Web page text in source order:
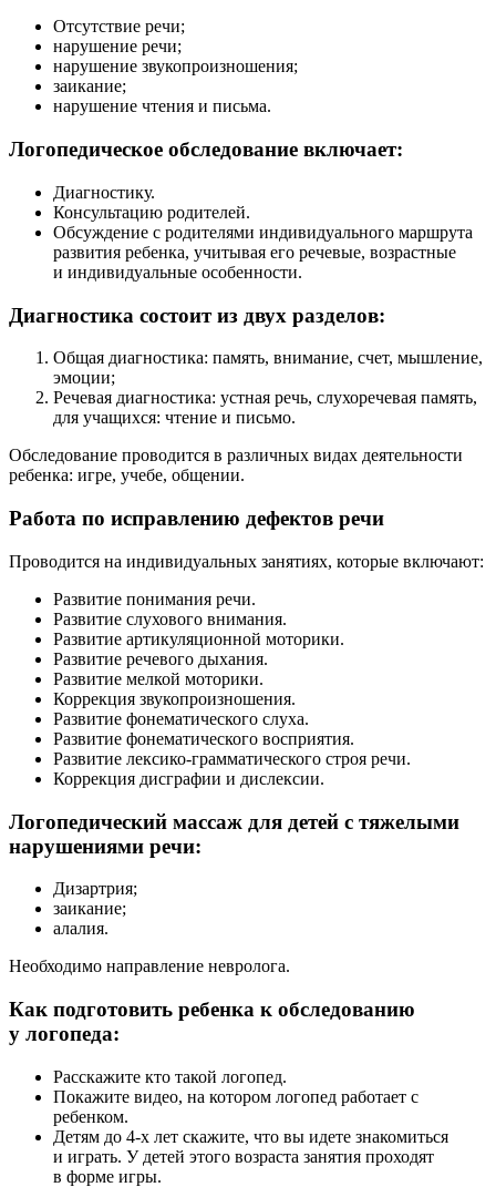
Отсутствие речи;
нарушение речи;
нарушение звукопроизношения;
заикание;
нарушение чтения и письма.
Логопедическое обследование включает:
Диагностику.
Консультацию родителей.
Обсуждение с родителями индивидуального маршрута
развития ребенка, учитывая его речевые, возрастные
и индивидуальные особенности.
Диагностика состоит из двух разделов:
Общая диагностика: память, внимание, счет, мышление,
эмоции;
Речевая диагностика: устная речь, слухоречевая память,
для учащихся: чтение и письмо.
Обследование проводится в различных видах деятельности
ребенка: игре, учебе, общении.
Работа по исправлению дефектов речи
Проводится на индивидуальных занятиях, которые включают:
Развитие понимания речи.
Развитие слухового внимания.
Развитие артикуляционной моторики.
Развитие речевого дыхания.
Развитие мелкой моторики.
Коррекция звукопроизношения.
Развитие фонематического слуха.
Развитие фонематического восприятия.
Развитие лексико-грамматического строя речи.
Коррекция дисграфии и дислексии.
Логопедический массаж для детей с тяжелыми
нарушениями речи:
Дизартрия;
заикание;
алалия.
Необходимо направление невролога.
Как подготовить ребенка к обследованию
у логопеда:
Расскажите кто такой логопед.
Покажите видео, на котором логопед работает с
ребенком.
Детям до 4-х лет скажите, что вы идете знакомиться
и играть. У детей этого возраста занятия проходят
в форме игры.